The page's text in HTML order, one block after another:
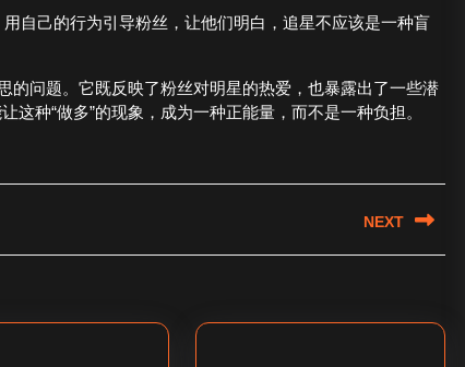
用自己的行为引导粉丝，让他们明白，追星不应该是一种盲
的问题。它既反映了粉丝对明星的热爱，也暴露出了一些潜
种“做多”的现象，成为一种正能量，而不是一种负担。
NEXT